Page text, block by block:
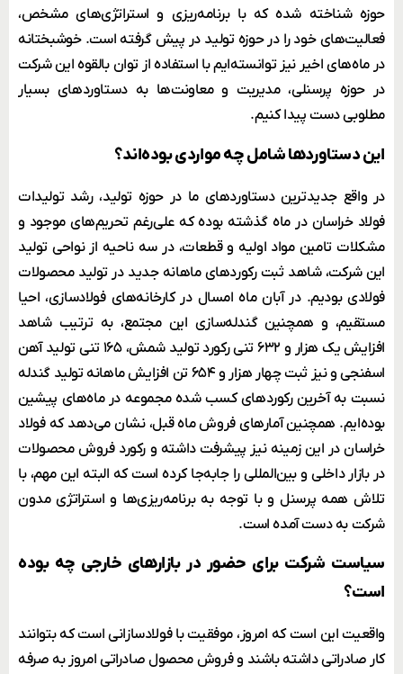
حوزه شناخته شده که با برنامه‌ریزی و استراتژی‌های مشخص،
فعالیت‌های خود را در حوزه تولید در پیش گرفته است. خوشبختانه
در ماه‌های اخیر نیز توانسته‌ایم با استفاده از توان بالقوه این شرکت
در حوزه پرسنلی، مدیریت و معاونت‌ها به دستاوردهای بسیار
مطلوبی دست پیدا کنیم.
این دستاوردها شامل چه مواردی بوده‌اند؟
در واقع جدیدترین دستاوردهای ما در حوزه تولید، رشد تولیدات
فولاد خراسان در ماه گذشته بوده که علی‌رغم تحریم‌های موجود و
مشکلات تامین مواد اولیه و قطعات، در سه ناحیه از نواحی تولید
این شرکت، شاهد ثبت رکوردهای ماهانه جدید در تولید محصولات
فولادی بودیم. در آبان ماه امسال در کارخانه‌های ‌فولادسازی‌، ‌احیا‌
مستقیم‌، و همچنین ‌گندله‌سازی‌ این مجتمع، به ترتیب شاهد
افزایش یک هزار و ۶۳۲ تنی رکورد تولید شمش، ۱۶۵ تنی تولید آهن
اسفنجی و نیز ثبت چهار هزار و ۶۵۴ تن افزایش ماهانه تولید گندله
نسبت به آخرین رکوردهای کسب شده مجموعه در ماه‌های پیشین
بوده‌ایم. همچنین آمارهای فروش ماه قبل، نشان می‌دهد که فولاد
خراسان در این زمینه نیز پیشرفت داشته و رکورد فروش محصولات
در بازار داخلی و بین‌المللی را جابه‌جا کرده است که البته این مهم، با
تلاش همه پرسنل و با توجه به برنامه‌ریزی‌ها و استراتژی مدون
شرکت به دست آمده است.
سیاست شرکت برای حضور در بازار‌های خارجی چه بوده
است؟
واقعیت این است که امروز، موفقیت با فولادسازانی است که بتوانند
کار صادراتی داشته باشند و فروش محصول صادراتی امروز به صرفه